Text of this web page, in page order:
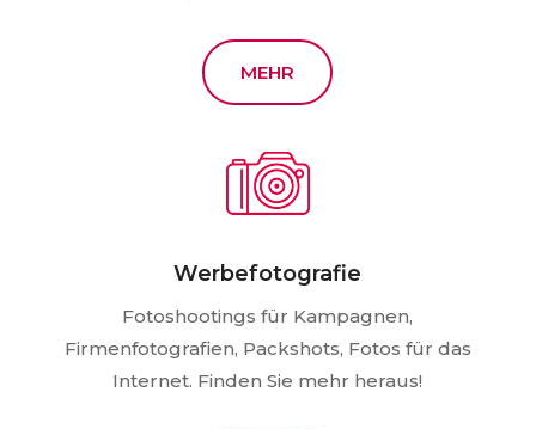
MEHR
Werbefotografie
Fotoshootings für Kampagnen,
Firmenfotografien, Packshots, Fotos für das
Internet. Finden Sie mehr heraus!